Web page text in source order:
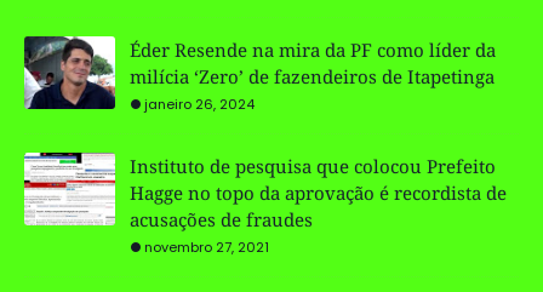
Éder Resende na mira da PF como líder da
milícia ‘Zero’ de fazendeiros de Itapetinga
janeiro 26, 2024
Instituto de pesquisa que colocou Prefeito
Hagge no topo da aprovação é recordista de
acusações de fraudes
novembro 27, 2021